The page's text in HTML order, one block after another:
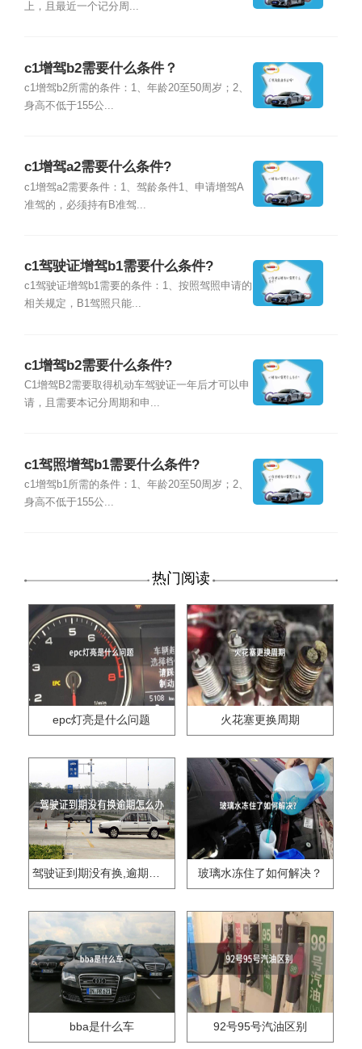
上，且最近一个记分周...
c1增驾b2需要什么条件？
c1增驾b2所需的条件：1、年龄20至50周岁；2、
身高不低于155公...
c1增驾a2需要什么条件?
c1增驾a2需要条件：1、驾龄条件1、申请增驾A
准驾的，必须持有B准驾...
c1驾驶证增驾b1需要什么条件?
c1驾驶证增驾b1需要的条件：1、按照驾照申请的
相关规定，B1驾照只能...
c1增驾b2需要什么条件?
C1增驾B2需要取得机动车驾驶证一年后才可以申
请，且需要本记分周期和申...
c1驾照增驾b1需要什么条件?
c1增驾b1所需的条件：1、年龄20至50周岁；2、
身高不低于155公...
热门阅读
epc灯亮是什么问题 火花塞更换周期
驾驶证到期没有换,逾期怎么办?? 玻璃水冻住了如何解决？
bba是什么车 92号95号汽油区别